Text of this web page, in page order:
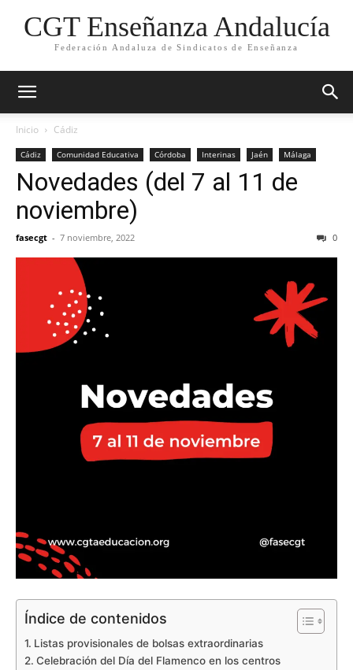
CGT Enseñanza Andalucía
Federación Andaluza de Sindicatos de Enseñanza
Inicio Cádiz
Cádiz Comunidad Educativa Córdoba Interinas Jaén Málaga
Novedades (del 7 al 11 de
noviembre)
fasecgt - 7 noviembre, 2022 0
Índice de contenidos
Listas provisionales de bolsas extraordinarias
Celebración del Día del Flamenco en los centros